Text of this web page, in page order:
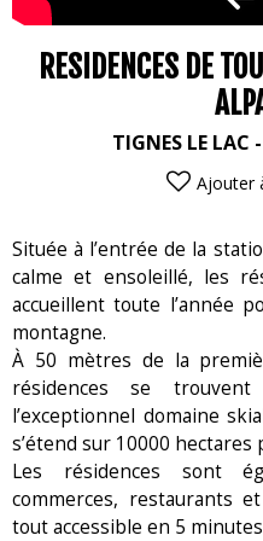
RESIDENCES DE
TIGNES LE LAC
Ajouter
Située à l’entrée de la
calme et ensoleillé, les
accueillent toute l’année
montagne.
À 50 mètres de la
résidences se
l’exceptionnel domaine
s’étend sur 10000
Les résidences sont
commerces, restaurants
tout accessible en 5